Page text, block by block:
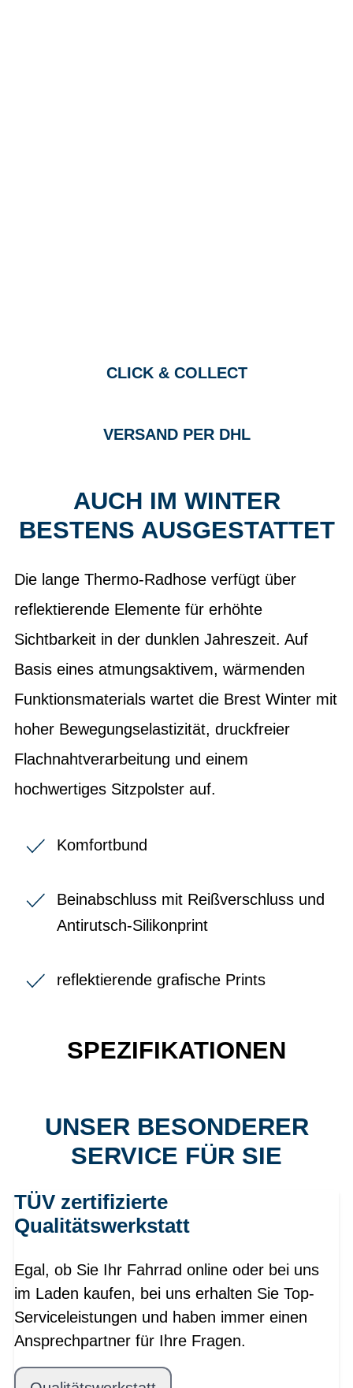
CLICK & COLLECT
VERSAND PER DHL
AUCH IM WINTER
BESTENS AUSGESTATTET
Die lange Thermo-Radhose verfügt über
reflektierende Elemente für erhöhte
Sichtbarkeit in der dunklen Jahreszeit. Auf
Basis eines atmungsaktivem, wärmenden
Funktionsmaterials wartet die Brest Winter mit
hoher Bewegungselastizität, druckfreier
Flachnahtverarbeitung und einem
hochwertiges Sitzpolster auf.
Komfortbund
Beinabschluss mit Reißverschluss und
Antirutsch-Silikonprint
reflektierende grafische Prints
SPEZIFIKATIONEN
UNSER BESONDERER
SERVICE FÜR SIE
TÜV zertifizierte
Qualitätswerkstatt
Egal, ob Sie Ihr Fahrrad online oder bei uns
im Laden kaufen, bei uns erhalten Sie Top-
Serviceleistungen und haben immer einen
Ansprechpartner für Ihre Fragen.